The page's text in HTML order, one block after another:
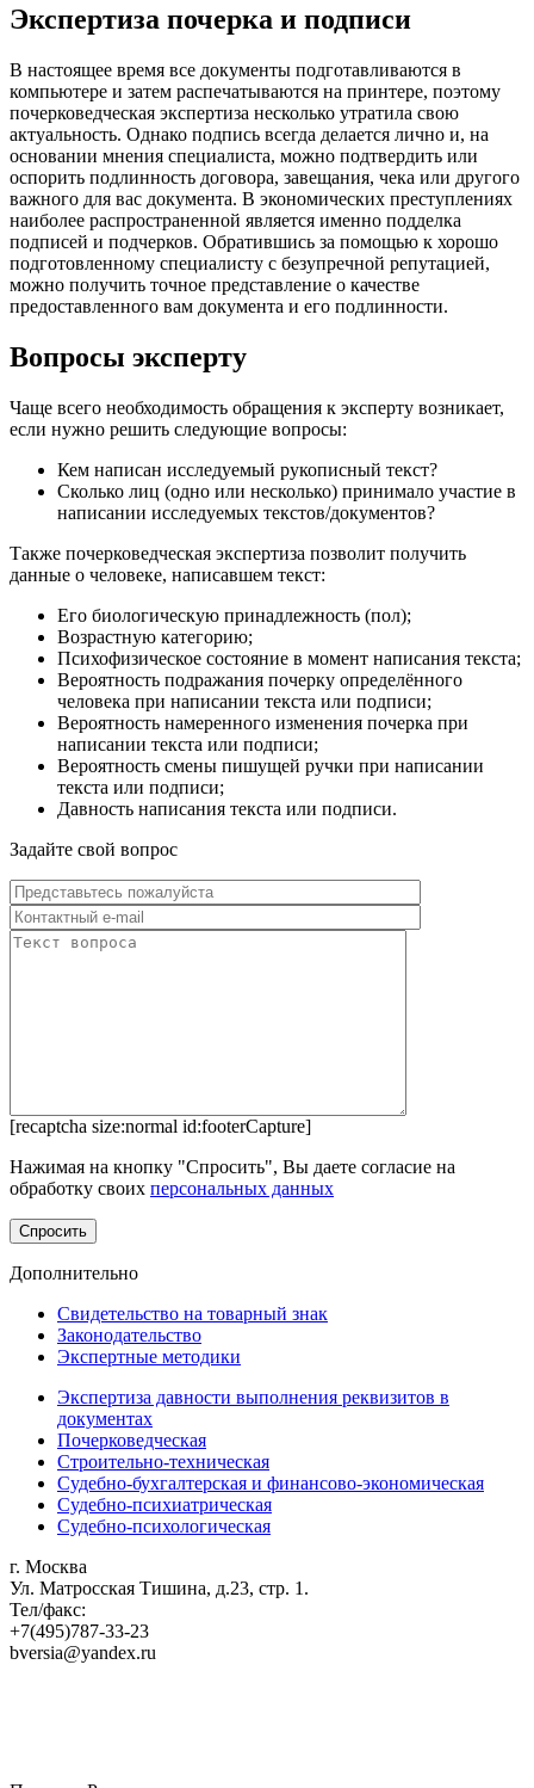
Экспертиза почерка и подписи
В настоящее время все документы подготавливаются в
компьютере и затем распечатываются на принтере, поэтому
почерковедческая экспертиза несколько утратила свою
актуальность. Однако подпись всегда делается лично и, на
основании мнения специалиста, можно подтвердить или
оспорить подлинность договора, завещания, чека или другого
важного для вас документа. В экономических преступлениях
наиболее распространенной является именно подделка
подписей и подчерков. Обратившись за помощью к хорошо
подготовленному специалисту с безупречной репутацией,
можно получить точное представление о качестве
предоставленного вам документа и его подлинности.
Вопросы эксперту
Чаще всего необходимость обращения к эксперту возникает,
если нужно решить следующие вопросы:
Кем написан исследуемый рукописный текст?
Сколько лиц (одно или несколько) принимало участие в
написании исследуемых текстов/документов?
Также почерковедческая экспертиза позволит получить
данные о человеке, написавшем текст:
Его биологическую принадлежность (пол);
Возрастную категорию;
Психофизическое состояние в момент написания текста;
Вероятность подражания почерку определённого
человека при написании текста или подписи;
Вероятность намеренного изменения почерка при
написании текста или подписи;
Вероятность смены пишущей ручки при написании
текста или подписи;
Давность написания текста или подписи.
Задайте свой вопрос
[recaptcha size:normal id:footerCapture]
Нажимая на кнопку "Спросить", Вы даете согласие на
обработку своих персональных данных
Дополнительно
Свидетельство на товарный знак
Законодательство
Экспертные методики
Экспертиза давности выполнения реквизитов в
документах
Почерковедческая
Строительно-техническая
Судебно-бухгалтерская и финансово-экономическая
Судебно-психиатрическая
Судебно-психологическая
г. Москва
Ул. Матросская Тишина, д.23, стр. 1.
Тел/факс:
+7(495)787-33-23
bversia@yandex.ru